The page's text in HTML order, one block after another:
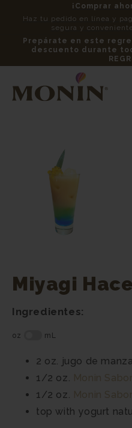
¡Comprar
Haz tu pedido en línea y
segura y
Prepárate en este
descuento durante
Miyagi
Ingredientes:
2 oz. jugo de
1/2 oz.
1/2 oz.
top with yogurt